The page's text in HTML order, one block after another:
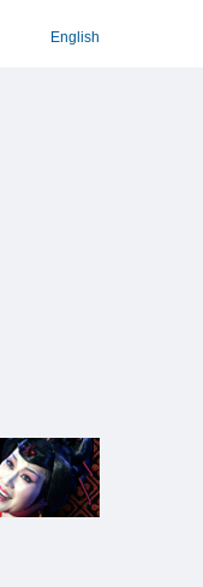
English